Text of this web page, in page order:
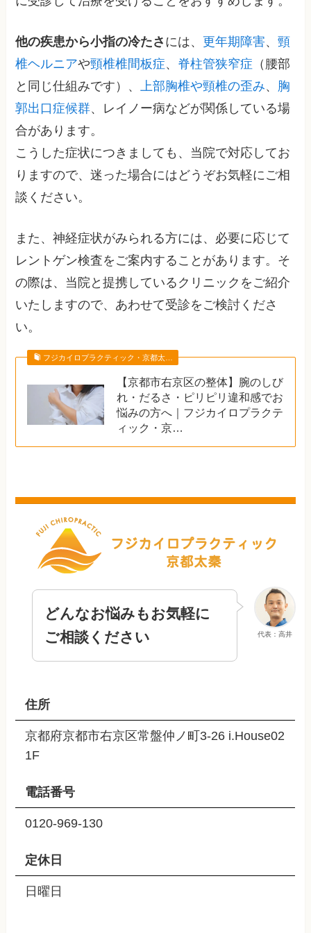
他の疾患から小指の冷たさ には、 更年期障害、頸
椎ヘルニアや頸椎椎間板症、 脊柱管狭窄症 （腰部
と同じ仕組みです）、上部胸椎や頸椎の歪み、 胸
郭出口症候群、レイノー病などが関係している場
合があります。
こうした症状につきましても、当院で対応してお
りますので、迷った場合にはどうぞお気軽にご相
談ください。
また、神経症状がみられる方には、必要に応じて
レントゲン検査をご案内することがあります。そ
の際は、当院と提携しているクリニックをご紹介
いたしますので、あわせて受診をご検討くださ
い。
フジカイロプラクティック・京都太…
【京都市右京区の整体】腕のしび
れ・だるさ・ピリピリ違和感でお
悩みの方へ｜フジカイロプラクテ
ィック・京…
代表：高井
どんなお悩みもお気軽に
ご相談ください
住所
京都府京都市右京区常盤仲ノ町3-26 i.House02
1F
電話番号
0120-969-130
定休日
日曜日